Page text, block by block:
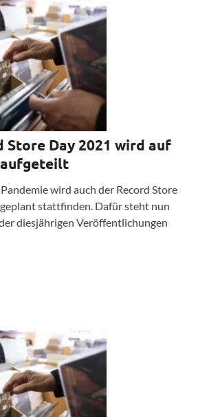
Store Day 2021 wird auf
aufgeteilt
wird auch der Record Store
stattfinden. Dafür steht nun
diesjährigen Veröffentlichungen